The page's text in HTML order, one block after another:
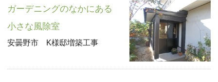
ガーデニングのなかにある
小さな風除室
安曇野市 K様邸増築工事